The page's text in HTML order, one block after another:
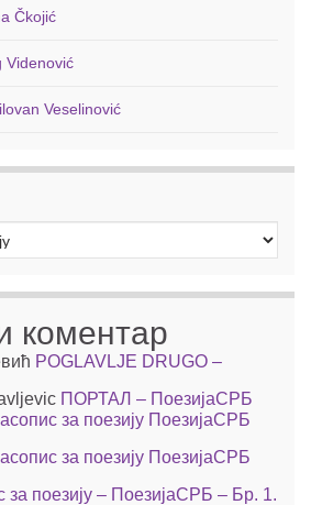
Čkojić
Videnović
Veselinović
коментар
POGLAVLJE DRUGO –
ПОРТАЛ – ПоезијаСРБ
за поезију ПоезијаСРБ
за поезију ПоезијаСРБ
за поезију – ПоезијаСРБ – Бр. 1.